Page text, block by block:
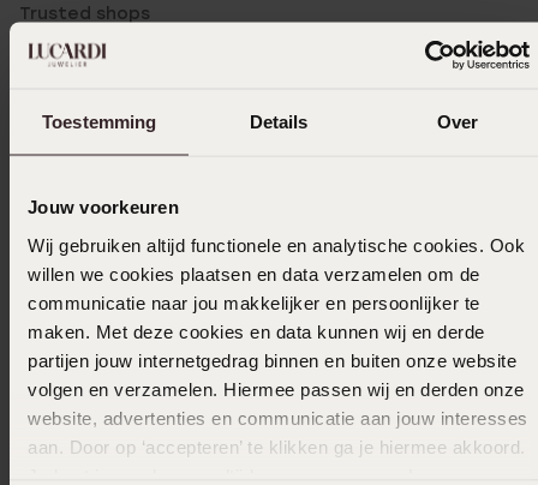
Toestemming Details Over
Jouw voorkeuren
Wij gebruiken altijd functionele en analytische cookies. Ook
willen we cookies plaatsen en data verzamelen om de
communicatie naar jou makkelijker en persoonlijker te
maken. Met deze cookies en data kunnen wij en derde
partijen jouw internetgedrag binnen en buiten onze website
volgen en verzamelen. Hiermee passen wij en derden onze
website, advertenties en communicatie aan jouw interesses
aan. Door op ‘accepteren’ te klikken ga je hiermee akkoord.
Trusted shops
Filter
14-05-2024 - Rimke D.
Na een jaar nog steeds mooi van kleur net
deze serie. Ik heb ze allemaal
31-03-2024 - Karin d.